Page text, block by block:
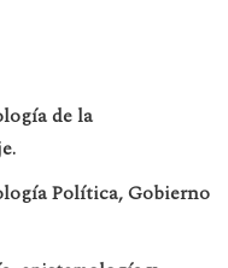
de la
Política, Gobierno